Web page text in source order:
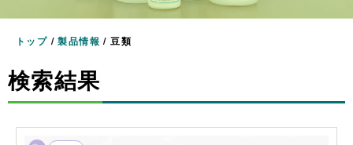
トップ /製品情報 /豆類
検索結果